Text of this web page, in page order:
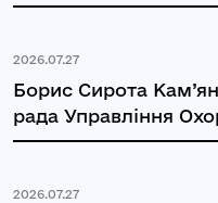
2026.07.27
Борис Сирота
рада Управління
2026.07.27